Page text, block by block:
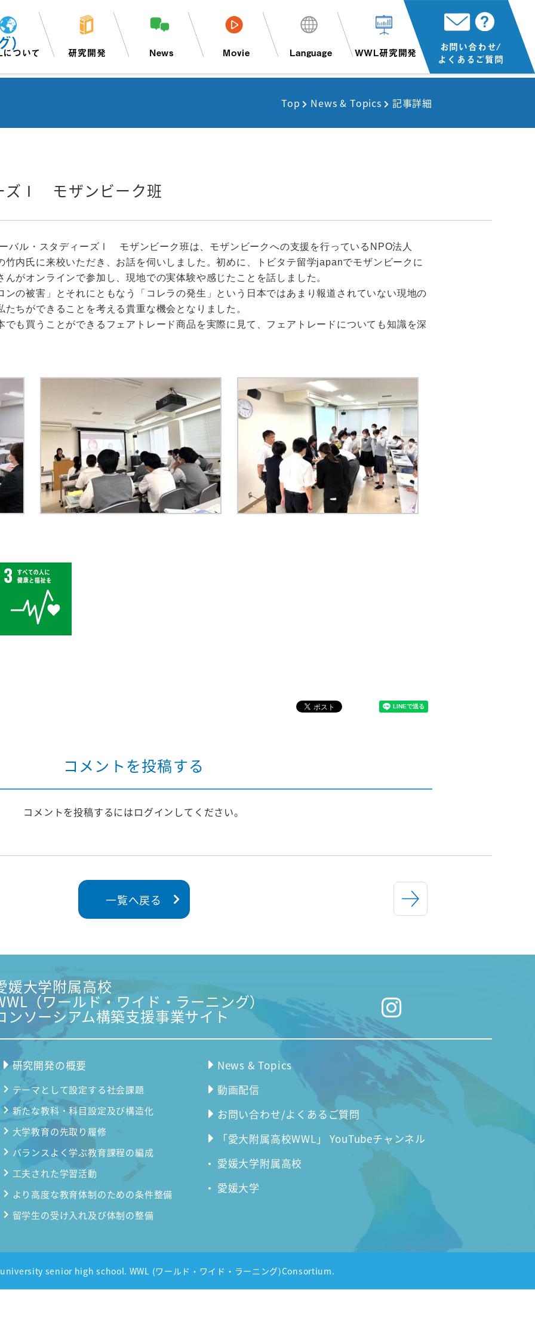
ついて 研究開発 News Movie Language WWL研究開発
お問い合わせ/
よくあるご質問
Top News & Topics 記事詳細
ズⅠ モザンビーク班
バル・スタディーズⅠ モザンビーク班は、モザンビークへの支援を行っているNPO法人
竹内氏に来校いただき、お話を伺いしました。初めに、トビタテ留学japanでモザンビークに
がオンラインで参加し、現地での実体験や感じたことを話しました。
の被害」とそれにともなう「コレラの発生」という日本ではあまり報道されていない現地の
ちができることを考える貴重な機会となりました。
も買うことができるフェアトレード商品を実際に見て、フェアトレードについても知識を深
コメントを投稿する
コメントを投稿するにはログイン してください。
一覧へ戻る
媛大学附属高校
（ワールド・ワイド・ラーニング）
ンソーシアム構築支援事業サイト
研究開発の概要
テーマとして設定する社会課題
新たな教科・科目設定及び構造化
大学教育の先取り履修
バランスよく学ぶ教育課程の編成
工夫された学習活動
より高度な教育体制のための条件整備
留学生の受け入れ及び体制の整備
News & Topics
動画配信
お問い合わせ/よくあるご質問
「愛大附属高校WWL」 YouTubeチャンネル
愛媛大学附属高校
愛媛大学
senior high school. WWL (ワールド・ワイド・ラーニング)Consortium.